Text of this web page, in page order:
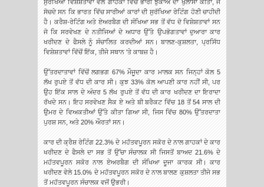
ਸੁਰੱਖਿਆ ਵਿਸ਼ੇਸ਼ਤਾਵਾਂ ਵੱਲ ਗਾਹਕਾਂ ਵਿੱਚ ਭਾਰੀ ਝੁਕਾਅ ਦਾ ਖੁਲਾਸਾ ਕੀਤਾ, ਜੋ
ਸੋਚਦੇ ਸਨ ਕਿ ਭਾਰਤ ਵਿੱਚ ਸਾਰੀਆਂ ਕਾਰਾਂ ਦੀ ਸੁਰੱਖਿਆ ਰੇਟਿੰਗ ਹੋਣੀ ਚਾਹੀਦੀ
ਹੈ। ਕਰੈਸ਼-ਰੇਟਿੰਗ ਅਤੇ ਏਅਰਬੈਗ ਦੀ ਸੰਖਿਆ ਸਭ ਤੋਂ ਵੱਧ ਦੋ ਵਿਸ਼ੇਸ਼ਤਾਵਾਂ ਸਨ
ਜੋ ਕਿ ਸਰਵੇਖਣ ਦੇ ਨਤੀਜਿਆਂ ਦੇ ਅਧਾਰ ਉੱਤੇ ਉਪਭੋਗਤਾਵਾਂ ਦੁਆਰਾ ਕਾਰ
ਖਰੀਦਣ ਦੇ ਫੈਸਲੇ ਨੂੰ ਸੰਚਾਲਿਤ ਕਰਦੀਆਂ ਸਨ। ਬਾਲਣ-ਕੁਸ਼ਲਤਾ, ਪ੍ਰਸਿੱਧ
ਵਿਸ਼ੇਸ਼ਤਾਵਾਂ ਵਿੱਚੋਂ ਇੱਕ, ਤੀਜੇ ਸਥਾਨ 'ਤੇ ਕਾਬਜ਼ ਹੈ।
ਉੱਤਰਦਾਤਾਵਾਂ ਵਿੱਚੋਂ ਲਗਭਗ 67% ਮੌਜੂਦਾ ਕਾਰ ਮਾਲਕ ਸਨ ਜਿਨ੍ਹਾਂ ਕੋਲ 5
ਲੱਖ ਰੁਪਏ ਤੋਂ ਵੱਧ ਦੀ ਕਾਰ ਸੀ। ਕੁਝ 33% ਕੋਲ ਆਪਣੀ ਕਾਰ ਨਹੀਂ ਸੀ, ਪਰ
ਉਹ ਇੱਕ ਸਾਲ ਦੇ ਅੰਦਰ 5 ਲੱਖ ਰੁਪਏ ਤੋਂ ਵੱਧ ਦੀ ਕਾਰ ਖਰੀਦਣ ਦਾ ਇਰਾਦਾ
ਰੱਖਦੇ ਸਨ। ਇਹ ਸਰਵੇਖਣ ਸੈਕ ਏ ਅਤੇ ਬੀ ਬਰੈਕਟ ਵਿੱਚ 18 ਤੋਂ 54 ਸਾਲ ਦੀ
ਉਮਰ ਦੇ ਵਿਅਕਤੀਆਂ ਉੱਤੇ ਕੀਤਾ ਗਿਆ ਸੀ, ਜਿਸ ਵਿੱਚ 80% ਉੱਤਰਦਾਤਾ
ਪੁਰਸ਼ ਸਨ, ਅਤੇ 20% ਔਰਤਾਂ ਸਨ।
ਕਾਰ ਦੀ ਕ੍ਰੈਸ਼ ਰੇਟਿੰਗ 22.3% ਦੇ ਮਹੱਤਵਪੂਰਨ ਸਕੋਰ ਦੇ ਨਾਲ ਗਾਹਕਾਂ ਦੇ ਕਾਰ
ਖਰੀਦਣ ਦੇ ਫੈਸਲੇ ਦਾ ਸਭ ਤੋਂ ਉੱਚਾ ਸੰਚਾਲਕ ਸੀ ਜਿਸਤੋਂ ਬਾਅਦ 21.6% ਦੇ
ਮਹੱਤਵਪੂਰਨ ਸਕੋਰ ਨਾਲ ਏਅਰਬੈਗ ਦੀ ਸੰਖਿਆ ਦੂਜਾ ਕਾਰਕ ਸੀ। ਕਾਰ
ਖਰੀਦਣ ਵੇਲੇ 15.0% ਦੇ ਮਹੱਤਵਪੂਰਨ ਸਕੋਰ ਦੇ ਨਾਲ ਬਾਲਣ ਕੁਸ਼ਲਤਾ ਤੀਜੇ ਸਭ
ਤੋਂ ਮਹੱਤਵਪੂਰਨ ਸੰਚਾਲਕ ਵਜੋਂ ਉਭਰੀ।